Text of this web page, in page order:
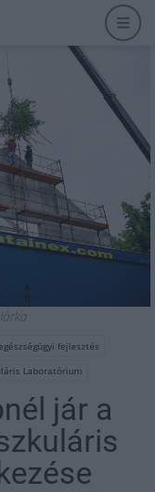
fejlesztés
Laboratórium
jár a